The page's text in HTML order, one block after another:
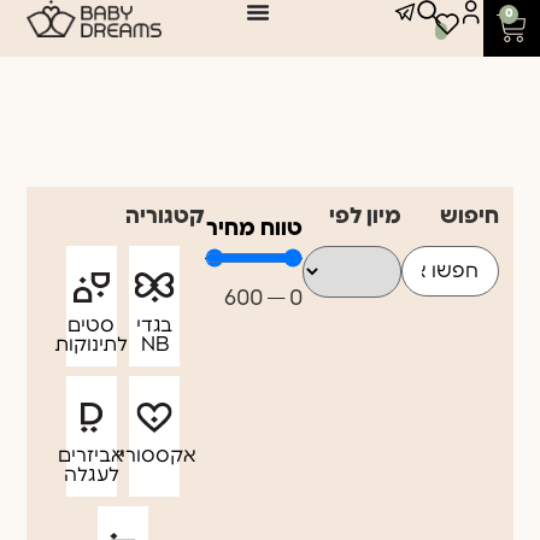
0
חיפוש
טווח מחיר
0
—
600
מיון לפי קטגוריה
בגדי
NB
סטים
לתינוקות
אקססוריזאביזרים
לעגלה